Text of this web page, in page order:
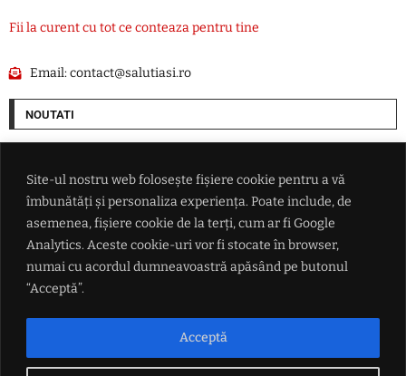
Site-ul nostru web folosește fișiere cookie pentru a vă
îmbunătăți și personaliza experiența. Poate include, de
asemenea, fișiere cookie de la terți, cum ar fi Google
Analytics. Aceste cookie-uri vor fi stocate în browser,
numai cu acordul dumneavoastră apăsând pe butonul
“Acceptă”.
Acceptă
Fii la curent cu tot ce conteaza pentru tine
Email:contact@salutiasi.ro
NOUTATI
de foc, în următoarele zile
Intel lansează o vânzare de acţiuni de 15 miliarde de dolari
Schimbare majoră în vaccinarea copiilor din SUA: Trump reduce
imunizările și vrea separarea vaccinului ROR
Polițiștii din județul Iași au intervenit la peste 400 de evenimente în